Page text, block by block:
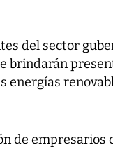
del sector
brindarán
energías
de empresarios